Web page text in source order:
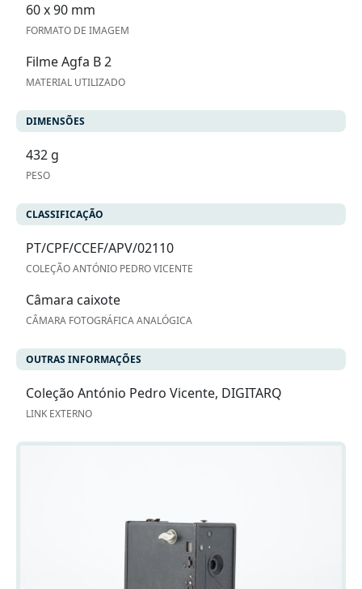
60 x 90 mm
FORMATO DE IMAGEM
Filme Agfa B 2
MATERIAL UTILIZADO
DIMENSÕES
432 g
PESO
CLASSIFICAÇÃO
PT/CPF/CCEF/APV/02110
COLEÇÃO ANTÓNIO PEDRO VICENTE
Câmara caixote
CÂMARA FOTOGRÁFICA ANALÓGICA
OUTRAS INFORMAÇÕES
Coleção António Pedro Vicente, DIGITARQ
LINK EXTERNO